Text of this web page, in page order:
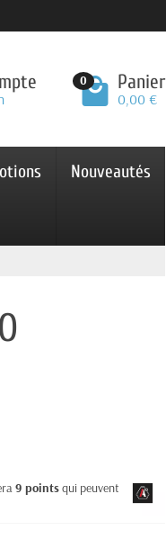
0 Panier
0,00 €
Nouveautés
9 pointsqui peuvent être